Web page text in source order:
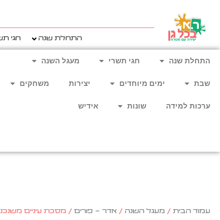
התחלת שנה חגי
התחלת שנה חגי תשרי מעגל השנה
שבת ימים מיוחדים יצירות משחקים
ערכות למידה שונות אידיש
עמוד הבית / מעגל השנה / אדר - פורים / מסכת עיניים